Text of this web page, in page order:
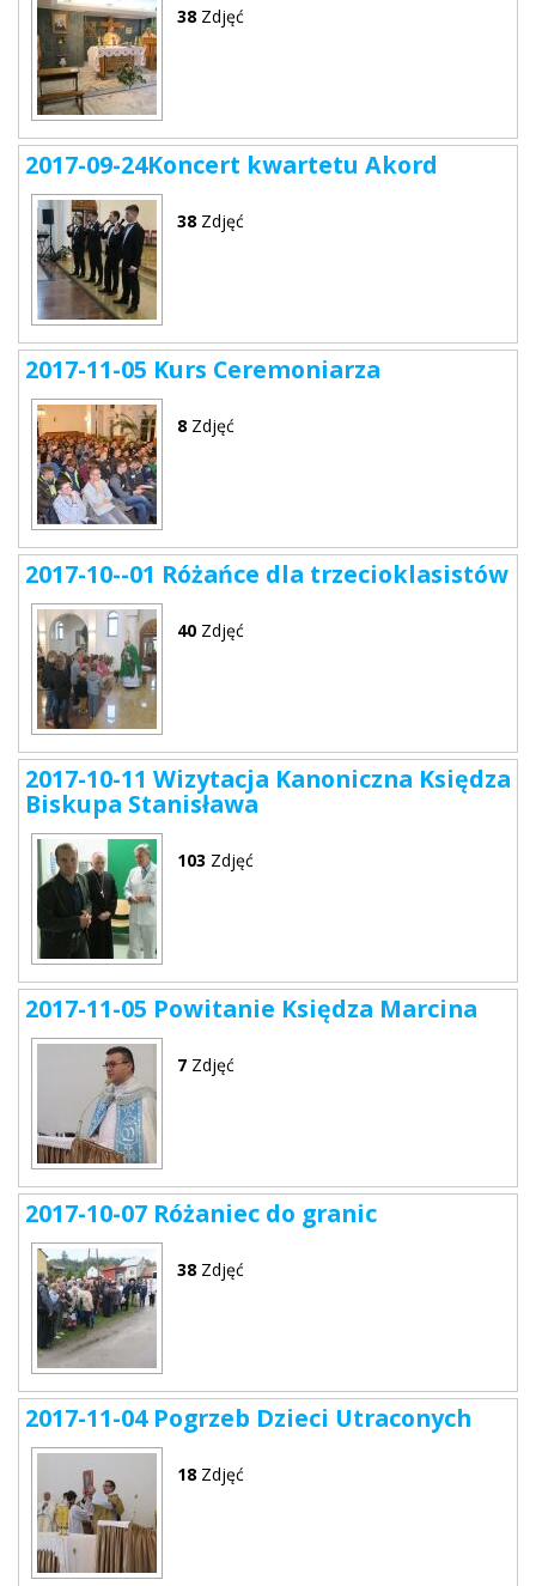
38 Zdjęć
2017-09-24Koncert kwartetu Akord
38 Zdjęć
2017-11-05 Kurs Ceremoniarza
8 Zdjęć
2017-10--01 Różańce dla trzecioklasistów
40 Zdjęć
2017-10-11 Wizytacja Kanoniczna Księdza
Biskupa Stanisława
103 Zdjęć
2017-11-05 Powitanie Księdza Marcina
7 Zdjęć
2017-10-07 Różaniec do granic
38 Zdjęć
2017-11-04 Pogrzeb Dzieci Utraconych
18 Zdjęć